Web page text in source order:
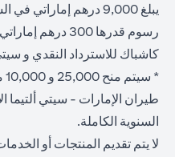
يبلغ 9,000 درهم
رسوم قدرها 300
كاشباك للاسترداد النقدي و
طيران الإمارات - سيتي ألتيما
السنوية الكاملة.
لا يتم تقديم المنتجات أو